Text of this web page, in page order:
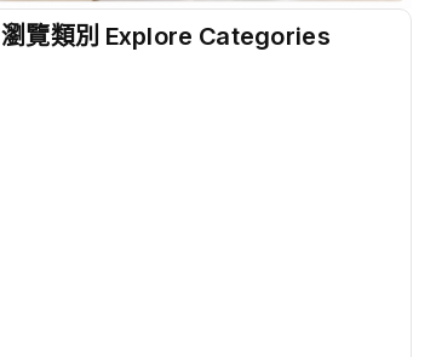
瀏覽類別 Explore Categories